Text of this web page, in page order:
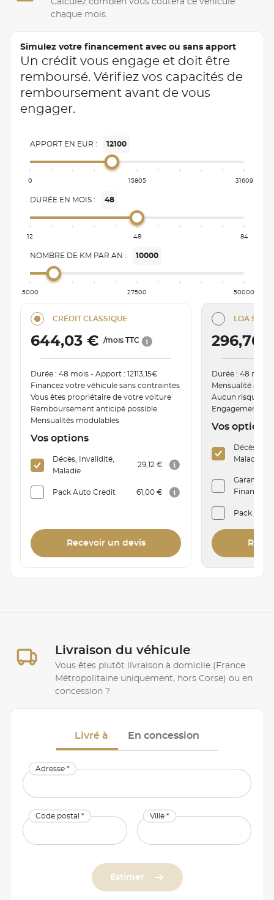
chaque mois.
Simulez votre financement avec ou sans apport
Un crédit vous engage et doit être
remboursé. Vérifiez vos capacités de
remboursement avant de vous
engager.
APPORT EN EUR : 12100
0 15805 31609
DURÉE EN MOIS : 48
12 48 84
NOMBRE DE KM PAR AN : 10000
5000 27500 50000
CRÉDIT CLASSIQUE
644,03 €/mois TTC
Durée : 48 mois - Apport : 12113,15€
Financez votre véhicule sans contraintes
Vous êtes propriétaire de votre voiture
Remboursement anticipé possible
Mensualités modulables
Vos options
Décès, Invalidité,
Maladie
29,12 €
Pack Auto Credit 61,00 €
Recevoir un devis
LOA
296,76
Durée : 48 mois -
Mensualité
Aucun risque de
Engagement de
Vos options
Décès,
Maladie
Garantie
Financière
Pack Auto
Livraison du véhicule
Vous êtes plutôt livraison à domicile (France
Métropolitaine uniquement, hors Corse) ou en
concession ?
Livré à En concession
Adresse *
Code postal * Ville *
Estimer